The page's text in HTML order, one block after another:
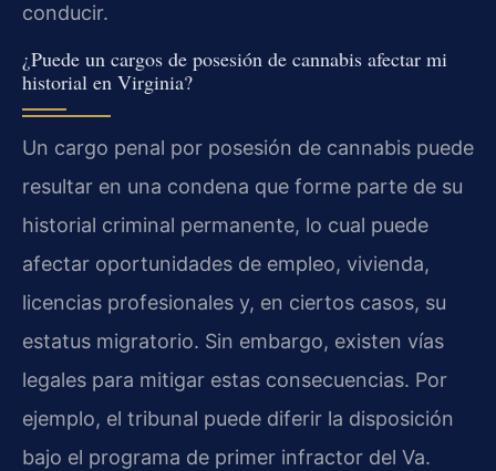
conducir.
¿Puede un cargos de posesión de cannabis afectar mi
historial en Virginia?
Un cargo penal por posesión de cannabis puede
resultar en una condena que forme parte de su
historial criminal permanente, lo cual puede
afectar oportunidades de empleo, vivienda,
licencias profesionales y, en ciertos casos, su
estatus migratorio. Sin embargo, existen vías
legales para mitigar estas consecuencias. Por
ejemplo, el tribunal puede diferir la disposición
bajo el programa de primer infractor del Va.